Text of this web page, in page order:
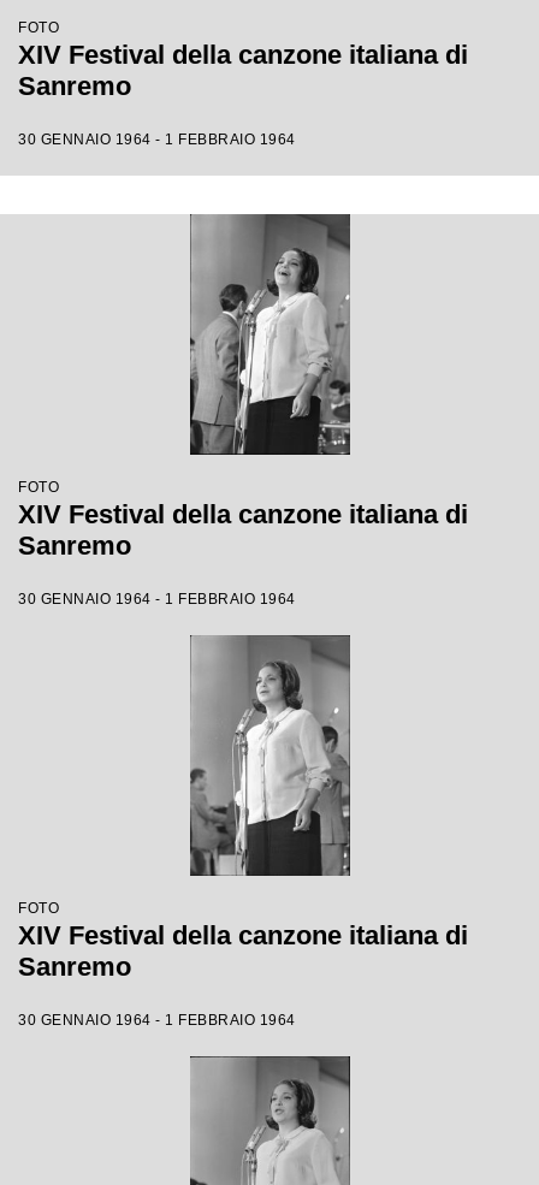
FOTO
XIV Festival della canzone italiana di
Sanremo
30 GENNAIO 1964 - 1 FEBBRAIO 1964
FOTO
XIV Festival della canzone italiana di
Sanremo
30 GENNAIO 1964 - 1 FEBBRAIO 1964
FOTO
XIV Festival della canzone italiana di
Sanremo
30 GENNAIO 1964 - 1 FEBBRAIO 1964